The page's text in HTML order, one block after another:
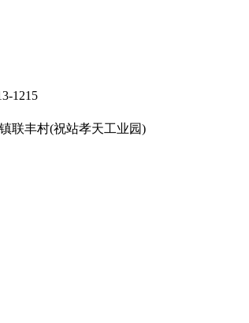
1215
联丰村(祝站孝天工业园)